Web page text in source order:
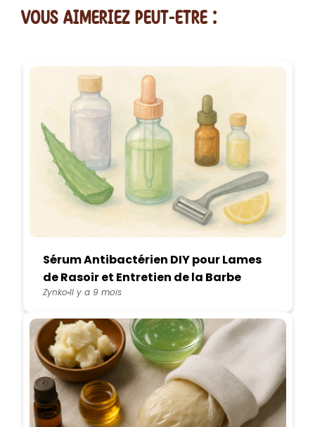
vous AIMERiEZ PEUT-ETRE :
Sérum Antibactérien DIY pour Lames
de Rasoir et Entretien de la Barbe
ZynkoIl y a 9 mois